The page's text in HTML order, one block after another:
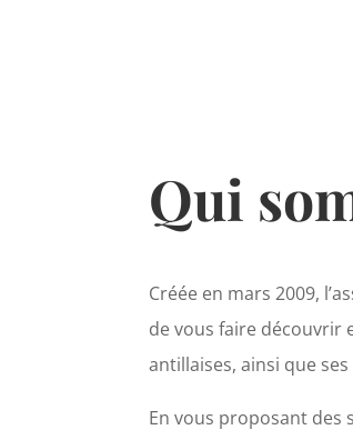
Qui
Créée en mars 2009,
de vous faire découvrir
antillaises, ainsi que
En vous proposant des